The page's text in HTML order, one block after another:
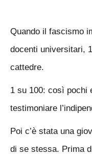
Quando il fascismo
docenti universitari,
cattedre.
1 su 100: così pochi
testimoniare
Poi c’è stata una
di se stessa. Prima